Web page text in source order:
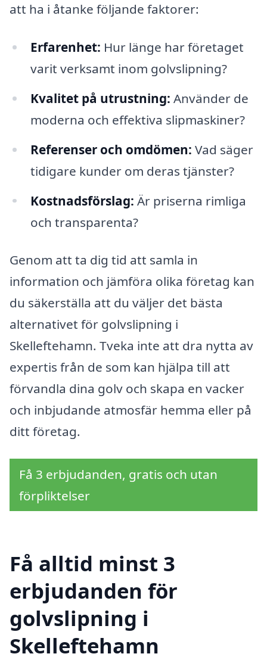
att ha i åtanke följande faktorer:
Erfarenhet: Hur länge har företaget
varit verksamt inom golvslipning?
Kvalitet på utrustning: Använder de
moderna och effektiva slipmaskiner?
Referenser och omdömen: Vad säger
tidigare kunder om deras tjänster?
Kostnadsförslag: Är priserna rimliga
och transparenta?
Genom att ta dig tid att samla in
information och jämföra olika företag kan
du säkerställa att du väljer det bästa
alternativet för golvslipning i
Skelleftehamn. Tveka inte att dra nytta av
expertis från de som kan hjälpa till att
förvandla dina golv och skapa en vacker
och inbjudande atmosfär hemma eller på
ditt företag.
Få 3 erbjudanden, gratis och utan
förpliktelser
Få alltid minst 3
erbjudanden för
golvslipning i
Skelleftehamn